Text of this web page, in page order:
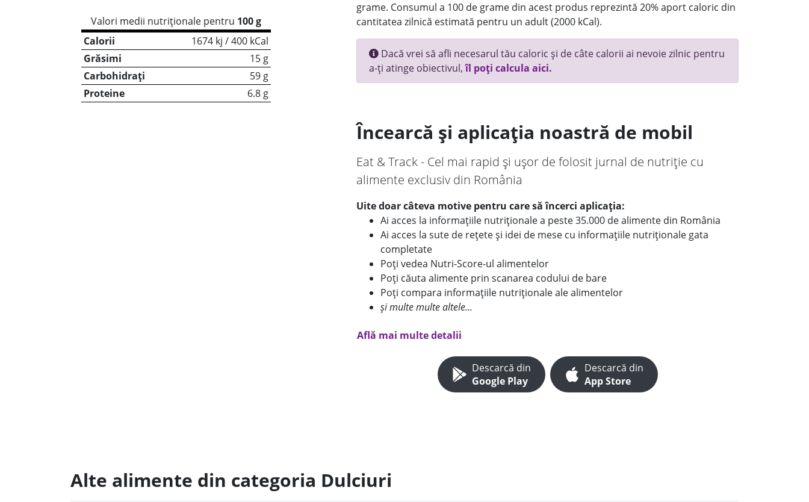
Valori medii nutriționale pentru 100 g
Calorii
1674 kj / 400 kCal
Grăsimi
15 g
Carbohidrați
59 g
Proteine
6.8 g
grame. Consumul a 100 de grame din acest produs reprezintă 20% aport caloric din
cantitatea zilnică estimată pentru un adult (2000 kCal).
Dacă vrei să afli necesarul tău caloric și de câte calorii ai nevoie zilnic pentru
a-ți atinge obiectivul,îl poți calcula aici.
Încearcă și aplicația noastră de mobil
Eat & Track - Cel mai rapid și ușor de folosit jurnal de nutriție cu
alimente exclusiv din România
Uite doar câteva motive pentru care să încerci aplicația:
Ai acces la informațiile nutriționale a peste 35.000 de alimente din România
Ai acces la sute de rețete și idei de mese cu informațiile nutriționale gata
completate
Poți vedea Nutri-Score-ul alimentelor
Poți căuta alimente prin scanarea codului de bare
Poți compara informațiile nutriționale ale alimentelor
și multe multe altele...
Află mai multe detalii
Descarcă din
Google Play
Descarcă din
App Store
Alte alimente din categoria Dulciuri